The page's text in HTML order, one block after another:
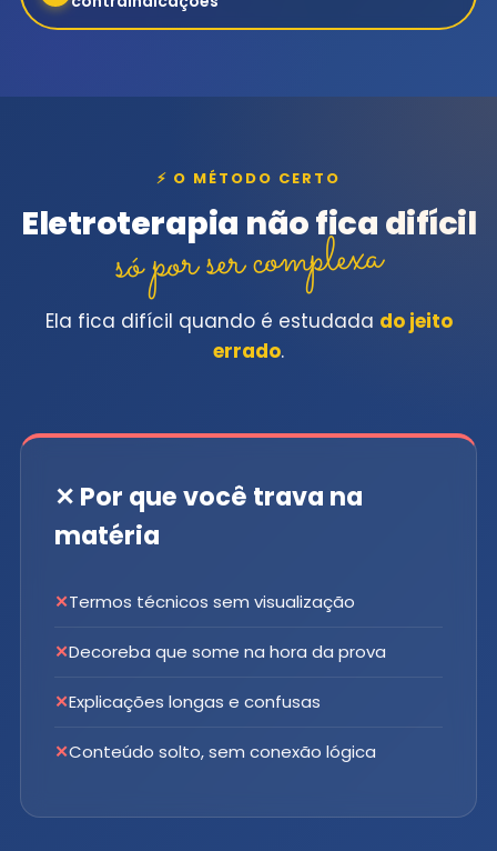
⚡ O MÉTODO CERTO
Eletroterapia não fica difícil
só por ser complexa
Ela fica difícil quando é estudada do jeito
errado.
✕ Por que você trava na
matéria
Termos técnicos sem visualização
Decoreba que some na hora da prova
Explicações longas e confusas
Conteúdo solto, sem conexão lógica